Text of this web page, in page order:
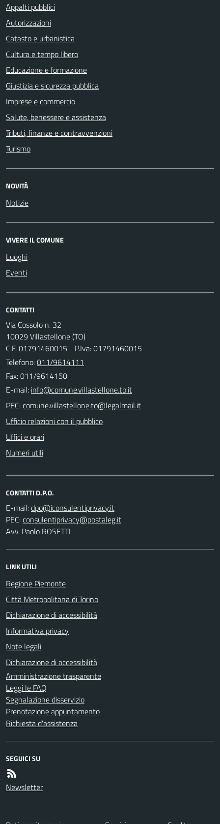
Appalti pubblici
Autorizzazioni
Catasto e urbanistica
Cultura e tempo libero
Educazione e formazione
Giustizia e sicurezza pubblica
Imprese e commercio
Salute, benessere e assistenza
Tributi, finanze e contravvenzioni
Turismo
NOVITÀ
Notizie
VIVERE IL COMUNE
Luoghi
Eventi
CONTATTI
Via Cossolo n. 32
10029 Villastellone (TO)
C.F. 01791460015 - P.Iva: 01791460015
Telefono:011/9614111
Fax: 011/9614150
E-mail:
PEC:
Ufficio relazioni con il pubblico
Uffici e orari
Numeri utili
CONTATTI D.P.O.
E-mail:
PEC:
Avv. Paolo ROSETTI
LINK UTILI
Regione Piemonte
Città Metropolitana di Torino
Dichiarazione di accessibilità
Informativa privacy
Note legali
Dichiarazione di accessibilità
Amministrazione trasparente
Leggi le FAQ
Segnalazione disservizio
Prenotazione appuntamento
Richiesta d'assistenza
SEGUICI SU
Newsletter